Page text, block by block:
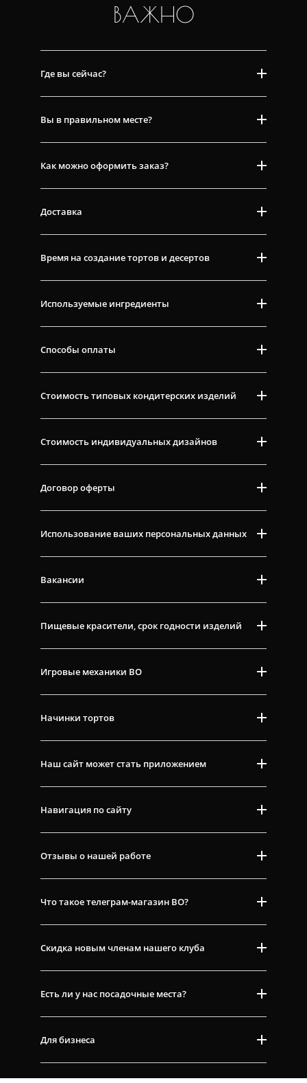
ВАЖНО
Где вы сейчас?
Вы в правильном месте?
Как можно оформить заказ?
Доставка
Время на создание тортов и десертов
Используемые ингредиенты
Способы оплаты
Стоимость типовых кондитерских изделий
Стоимость индивидуальных дизайнов
Договор оферты
Использование ваших персональных данных
Вакансии
Пищевые красители, срок годности изделий
Игровые механики ВО
Начинки тортов
Наш сайт может стать приложением
Навигация по сайту
Отзывы о нашей работе
Что такое телеграм-магазин ВО?
Скидка новым членам нашего клуба
Есть ли у нас посадочные места?
Для бизнеса